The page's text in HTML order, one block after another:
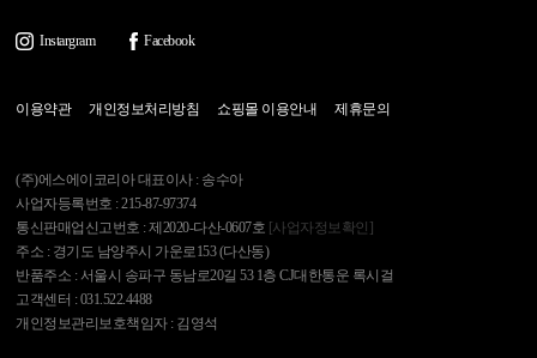
Instargram Facebook
이용약관 개인정보처리방침 쇼핑몰 이용안내 제휴문의
(주)에스에이코리아 대표이사 : 송수아
사업자등록번호 : 215-87-97374
통신판매업신고번호 : 제2020-다산-0607호 [사업자정보확인]
주소 : 경기도 남양주시 가운로153 (다산동)
반품주소 : 서울시 송파구 동남로20길 53 1층 CJ대한통운 록시걸
고객센터 : 031.522.4488
개인정보관리보호책임자 : 김영석